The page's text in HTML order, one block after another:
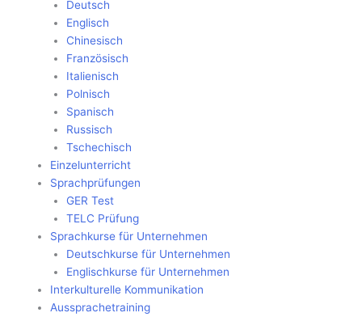
Deutsch
Englisch
Chinesisch
Französisch
Italienisch
Polnisch
Spanisch
Russisch
Tschechisch
Einzelunterricht
Sprachprüfungen
GER Test
TELC Prüfung
Sprachkurse für Unternehmen
Deutschkurse für Unternehmen
Englischkurse für Unternehmen
Interkulturelle Kommunikation
Aussprachetraining